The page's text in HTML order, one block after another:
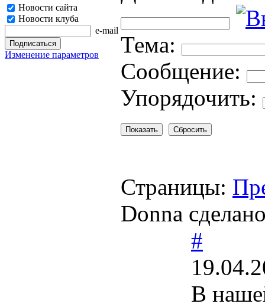
Новости сайта
Новости клуба
e-mail
Изменение параметров
Тема:
Cooбщение:
Упорядочить:
Страницы:
Donna
#
В